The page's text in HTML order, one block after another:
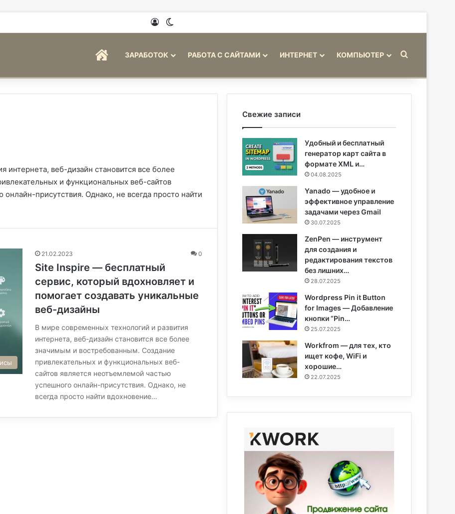
Войти
ГЛАВНАЯЗАРАБОТОК РАБОТА С САЙТАМИ ИНТЕРНЕТ КОМПЬЮТЕР
интернета, веб-дизайн становится все более
и функциональных веб-сайтов
присутствия. Однако, не всегда просто найти
21.02.2023 0
Site Inspire — бесплатный
сервис, который вдохновляет и
помогает создавать уникальные
веб-дизайны
В мире современных технологий и развития
интернета, веб-дизайн становится все более
значимым и востребованным. Создание
привлекательных и функциональных веб-
сайтов является неотъемлемой частью
успешного онлайн-присутствия. Однако, не
всегда просто найти вдохновение…
Свежие записи
Удобный и бесплатный
генератор карт сайта в
формате XML и…
04.08.2025
Yanado — удобное и
эффективное управление
задачами через Gmail
30.07.2025
ZenPen — инструмент
для создания и
редактирования текстов
без лишних…
28.07.2025
Wordpress Pin it Button
for Images — Добавление
кнопки “Pin…
25.07.2025
Workfrom — для тех, кто
ищет кофе, WiFi и
хорошие…
22.07.2025